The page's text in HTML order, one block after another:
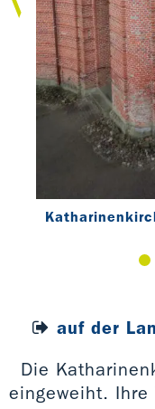
auf der
Die
eingeweiht. Ihre